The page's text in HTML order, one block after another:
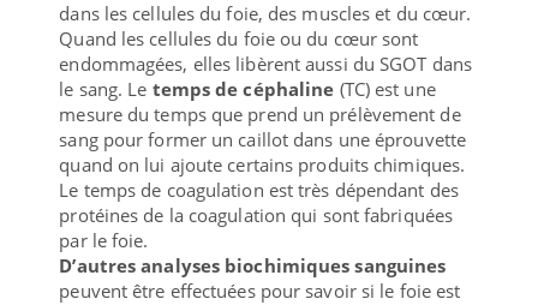
dans les cellules du foie, des muscles et du cœur.
Quand les cellules du foie ou du cœur sont
endommagées, elles libèrent aussi du SGOT dans
le sang. Le temps de céphaline (TC) est une
mesure du temps que prend un prélèvement de
sang pour former un caillot dans une éprouvette
quand on lui ajoute certains produits chimiques.
Le temps de coagulation est très dépendant des
protéines de la coagulation qui sont fabriquées
par le foie.
D’autres analyses biochimiques sanguines
peuvent être effectuées pour savoir si le foie est